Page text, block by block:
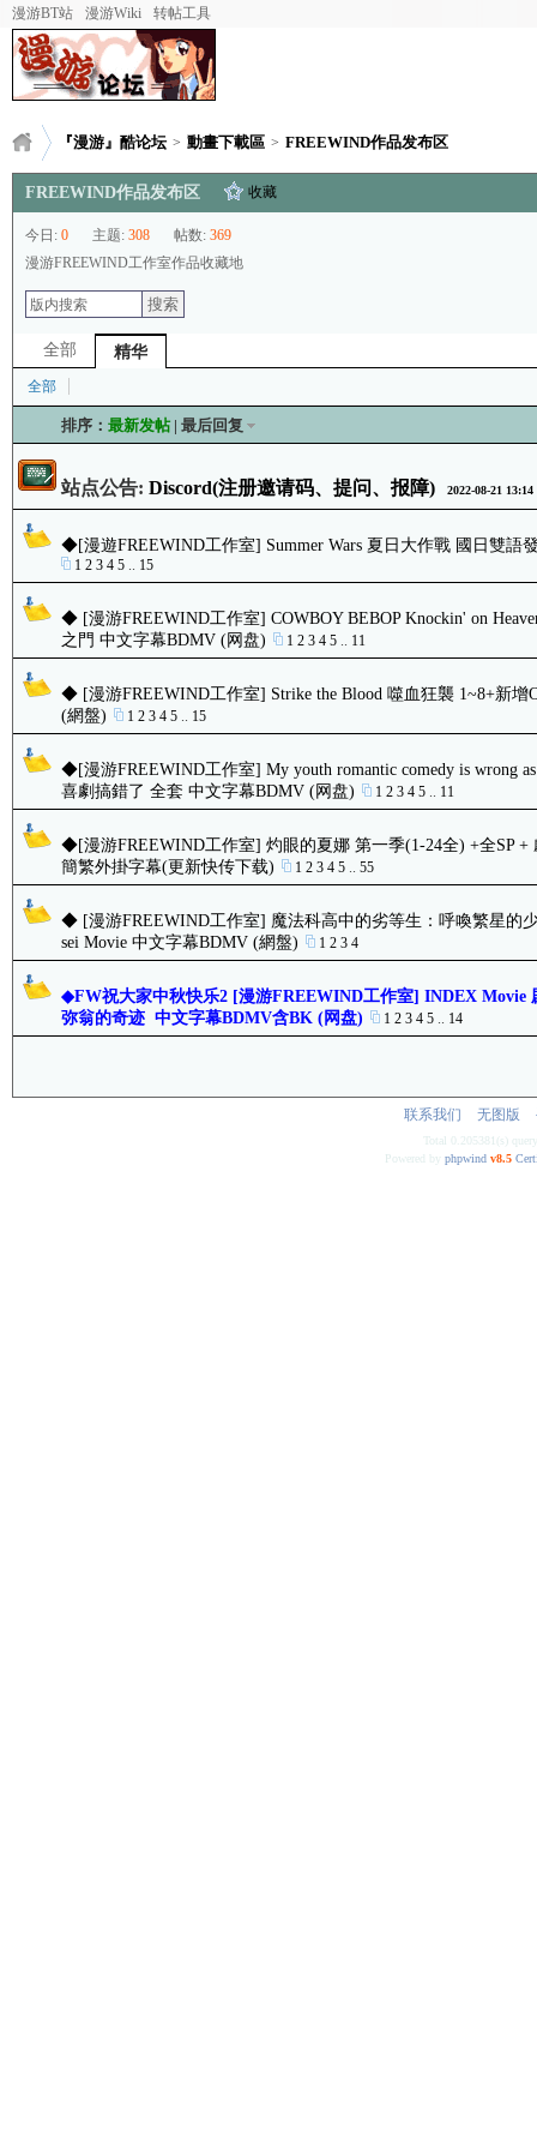
漫游BT站 漫游Wiki 转帖工具
『漫游』酷论坛 > 動畫下載區 > FREEWIND作品发布区
FREEWIND作品发布区 收藏
今日: 0 主题: 308 帖数: 369
漫游FREEWIND工作室作品收藏地
搜索
全部 精华
全部
排序： 最新发帖| 最后回复
站点公告: Discord(注册邀请码、提问、报障) 2022-08-21 13:14
◆[漫遊FREEWIND工作室] Summer Wars 夏日大作戰 國日雙語
1 2 3 4 5.. 15
◆ [漫游FREEWIND工作室] COWBOY BEBOP Knockin' on
之門 中文字幕BDMV (网盘)
1 2 3 4 5.. 11
◆ [漫游FREEWIND工作室] Strike the Blood 噬血狂襲 1~8+新增
(網盤)
1 2 3 4 5.. 15
◆[漫游FREEWIND工作室] My youth romantic comedy is wrong
喜劇搞錯了 全套 中文字幕BDMV (网盘)
1 2 3 4 5.. 11
◆[漫游FREEWIND工作室] 灼眼的夏娜 第一季(1-24全) +全SP +
簡繁外掛字幕(更新快传下载)
1 2 3 4 5.. 55
◆ [漫游FREEWIND工作室] 魔法科高中的劣等生：呼喚繁星的少
sei Movie 中文字幕BDMV (網盤)
1 2 3 4
◆FW祝大家中秋快乐2 [漫游FREEWIND工作室] INDEX Movie
弥翁的奇迹 中文字幕BDMV含BK (网盘)
1 2 3 4 5.. 14
联系我们 无图版
Total 0.205381(s)
Powered byphpwind v8.5